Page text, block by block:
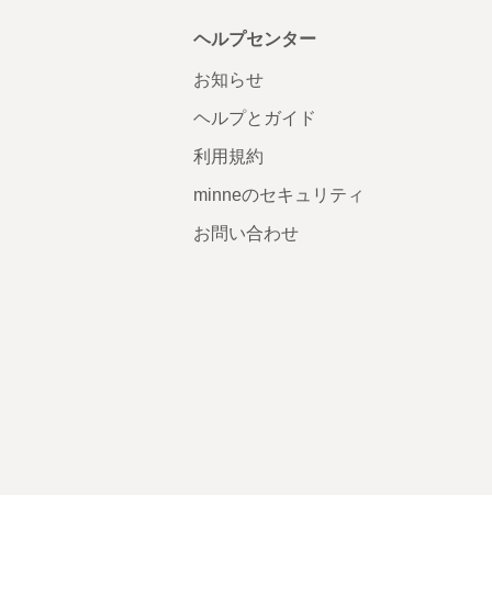
ヘルプセンター
お知らせ
ヘルプとガイド
利用規約
minneのセキュリティ
お問い合わせ